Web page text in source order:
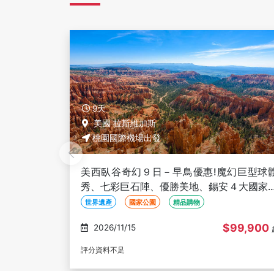
鳥優惠!魔幻巨型球體
美地、錫安４大國家公
$99,900 起
10天
西雅圖
桃園國際機場出發
美加雙國洛磯山脈10日－指定
店、洛磯山脈三大國家公園、
哥華、西雅圖雙城 【長榮玩美
山水名勝 特色住宿